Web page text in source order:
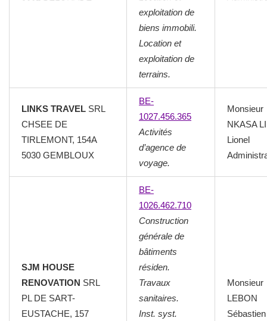
exploitation de
biens immobili.
Location et
exploitation de
terrains.
LINKS TRAVEL SRL
CHSEE DE
TIRLEMONT, 154A
5030 GEMBLOUX
BE-
1027.456.365
Activités
d’agence de
voyage.
Monsieur
NKASA
Lionel
SJM HOUSE
RENOVATION SRL
PL DE SART-
EUSTACHE, 157
BE-
1026.462.710
Construction
générale de
bâtiments
résiden.
Travaux
sanitaires.
Inst. syst.
Monsieur
LEBON
Sébastien